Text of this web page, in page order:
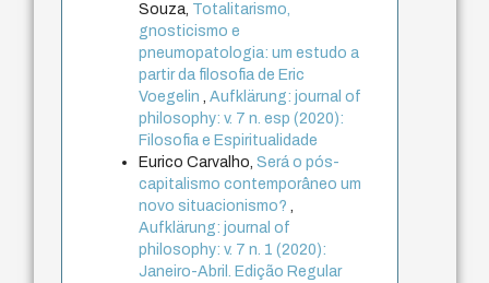
Souza, Totalitarismo,
gnosticismo e
pneumopatologia: um estudo a
partir da filosofia de Eric
Voegelin
,Aufklärung: journal of
philosophy: v. 7 n. esp (2020):
Filosofia e Espiritualidade
Eurico Carvalho,Será o pós-
capitalismo contemporâneo um
novo situacionismo?
Aufklärung: journal of
philosophy: v. 7 n. 1 (2020):
Janeiro-Abril. Edição Regular